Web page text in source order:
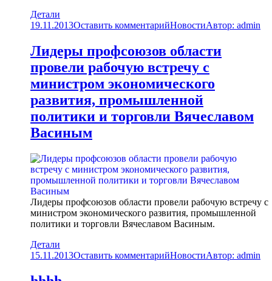
Детали
19.11.2013Оставить комментарийНовостиАвтор: admin
Лидеры профсоюзов области
провели рабочую встречу с
министром экономического
развития, промышленной
политики и торговли Вячеславом
Васиным
Лидеры профсоюзов области провели рабочую встречу с
министром экономического развития, промышленной
политики и торговли Вячеславом Васиным.
Детали
15.11.2013Оставить комментарийНовостиАвтор: admin